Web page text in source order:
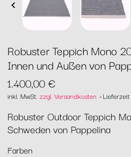

Robuster Teppich Mono
Innen und Außen von
1.400,00 €
inkl. MwSt. zzgl. Versandkosten
Robuster Outdoor Teppich
Schweden von Pappelina
Farben